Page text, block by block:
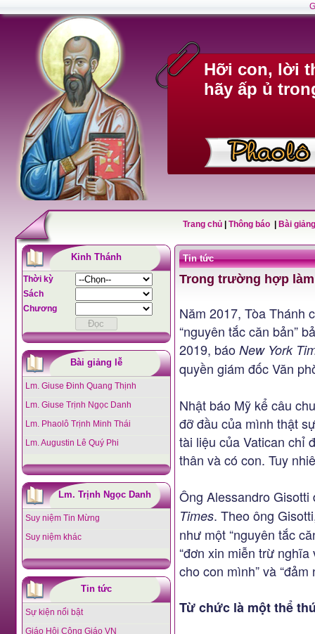
Hỡi con, lời
hãy ấp ủ
Trang chủ Thông báo Bài
Kinh Thánh
Thời kỳ
Sách
Chương
Bài giảng lễ
Lm. Giuse Đinh Quang Thịnh
Lm. Giuse Trịnh Ngọc Danh
Lm. Phaolô Trịnh Minh Thái
Lm. Augustin Lê Quý Phi
Lm. Trịnh Ngọc Danh
Suy niệm Tin Mừng
Suy niệm khác
Tin tức
Sự kiện nổi bật
Giáo Hội Công Giáo VN
Tin tức
Trong trường hợp
Năm 2017, Tòa Thánh
“nguyên tắc căn bản”
2019, báo New York
quyền giám đốc Văn
Nhật báo Mỹ kể câu
đỡ đầu của mình thật
tài liệu của Vatican chỉ
thân và có con. Tuy
Ông Alessandro
Times. Theo ông
như một “nguyên tắc
“đơn xin miễn trừ
cho con mình” và
Từ chức là một thể